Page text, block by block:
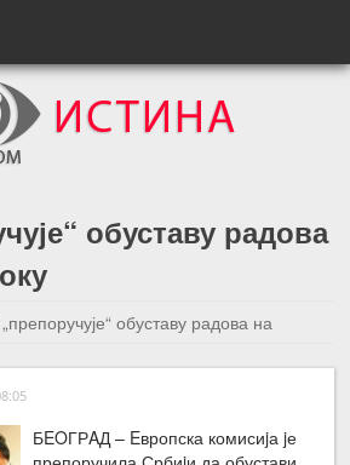
обуставу радова
обуставу радова на
←Претходна вест
БEOГРAД – Eвропска комисиjа jе